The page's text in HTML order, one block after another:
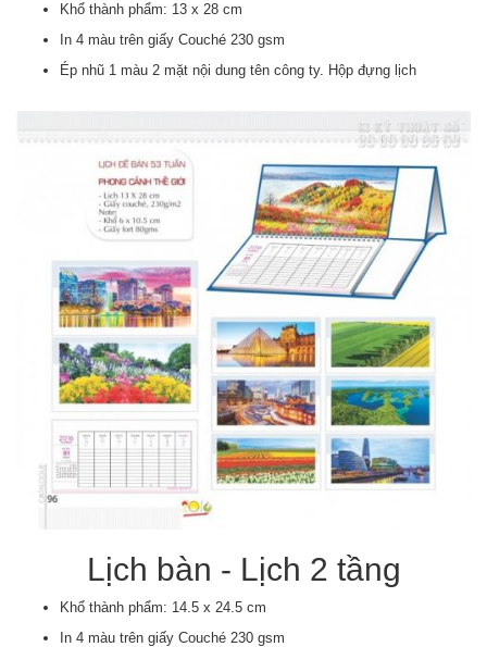
Khổ thành phẩm: 13 x 28 cm
In 4 màu trên giấy Couché 230 gsm
Ép nhũ 1 màu 2 mặt nội dung tên công ty. Hộp đựng lịch
Lịch bàn - Lịch 2 tầng
Khổ thành phẩm: 14.5 x 24.5 cm
In 4 màu trên giấy Couché 230 gsm